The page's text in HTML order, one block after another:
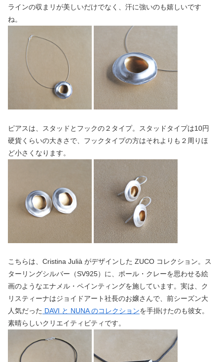
ラインの収まリが美しいだけでなく、汗に強いのも嬉しいです
ね。
ピアスは、スタッドとフックの２タイプ。スタッドタイプは10円
硬貨くらいの大きさで、フックタイプの方はそれよりも２周りほ
ど小さくなります。
こちらは、Cristina Julià がデザインした ZUCO コレクション。ス
ターリングシルバー（SV925）に、ポール・クレーを思わせる絵
画のようなエナメル・ペインティングを施しています。実は、ク
リスティーナはジョイドアート社長のお嬢さんで、前シーズン大
人気だった DAVI と NUNA のコレクションを手掛けたのも彼女。
素晴らしいクリエイティビティです。